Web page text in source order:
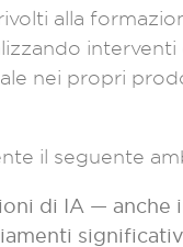
alla
interventi
nei propri
il seguente
di IA — anche